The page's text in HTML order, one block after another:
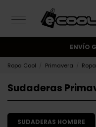
ENVÍO
¡Suscríbete y
Ropa Cool Primavera
Sudaderas
SUDADERAS HOMBRE